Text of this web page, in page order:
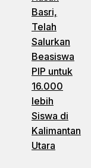
Basri,
Telah
Salurkan
Beasiswa
PIP untuk
16.000
lebih
Siswa di
Kalimantan
Utara